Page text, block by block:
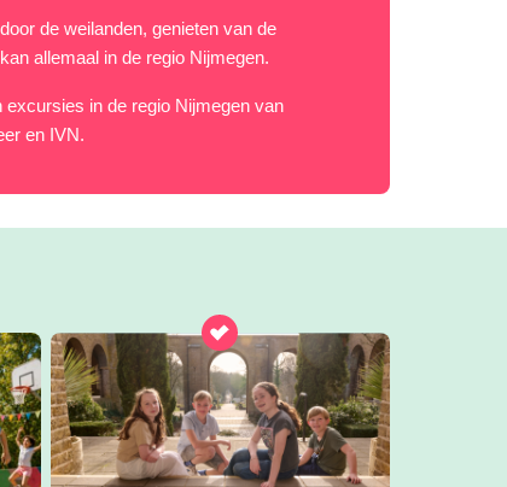
de weilanden, genieten van de
allemaal in de regio Nijmegen.
in de regio Nijmegen van
en IVN.